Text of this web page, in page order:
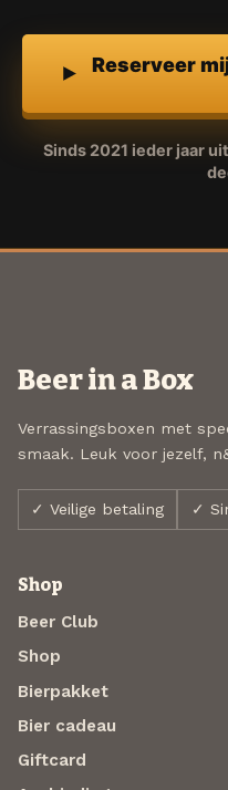
Reserveer
Sinds 2021 ieder jaar
Beer in a Box
Verrassingsboxen met
smaak. Leuk voor jezelf,
✓ Veilige betaling ✓
Shop
Beer Club
Shop
Bierpakket
Bier cadeau
Giftcard